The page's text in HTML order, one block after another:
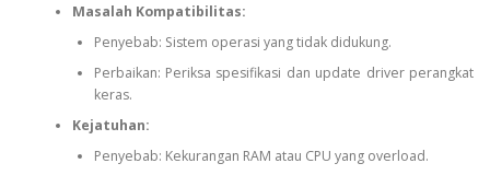
Masalah Kompatibilitas:
Penyebab: Sistem operasi yang tidak didukung.
Perbaikan: Periksa spesifikasi dan update driver perangkat
keras.
Kejatuhan:
Penyebab: Kekurangan RAM atau CPU yang overload.